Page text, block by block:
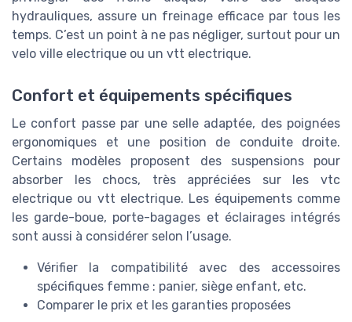
hydrauliques, assure un freinage efficace par tous les
temps. C’est un point à ne pas négliger, surtout pour un
velo ville electrique ou un vtt electrique.
Confort et équipements spécifiques
Le confort passe par une selle adaptée, des poignées
ergonomiques et une position de conduite droite.
Certains modèles proposent des suspensions pour
absorber les chocs, très appréciées sur les vtc
electrique ou vtt electrique. Les équipements comme
les garde-boue, porte-bagages et éclairages intégrés
sont aussi à considérer selon l’usage.
Vérifier la compatibilité avec des accessoires
spécifiques femme : panier, siège enfant, etc.
Comparer le prix et les garanties proposées